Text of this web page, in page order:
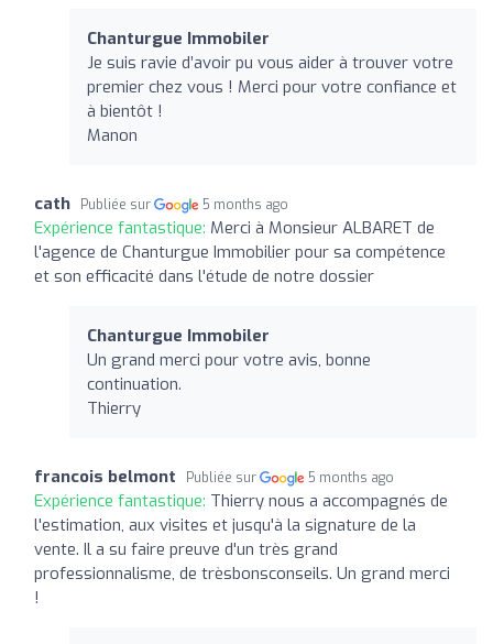
Chanturgue Immobiler
Je suis ravie d’avoir pu vous aider à trouver votre
premier chez vous ! Merci pour votre confiance et
à bientôt !
Manon
cath Publiée sur 5 months ago
Expérience fantastique: Merci à Monsieur ALBARET de
l'agence de Chanturgue Immobilier pour sa compétence
et son efficacité dans l'étude de notre dossier
Chanturgue Immobiler
Un grand merci pour votre avis, bonne
continuation.
Thierry
francois belmont Publiée sur 5 months ago
Expérience fantastique: Thierry nous a accompagnés de
l'estimation, aux visites et jusqu'à la signature de la
vente. Il a su faire preuve d'un très grand
professionnalisme, de trèsbonsconseils. Un grand merci
!